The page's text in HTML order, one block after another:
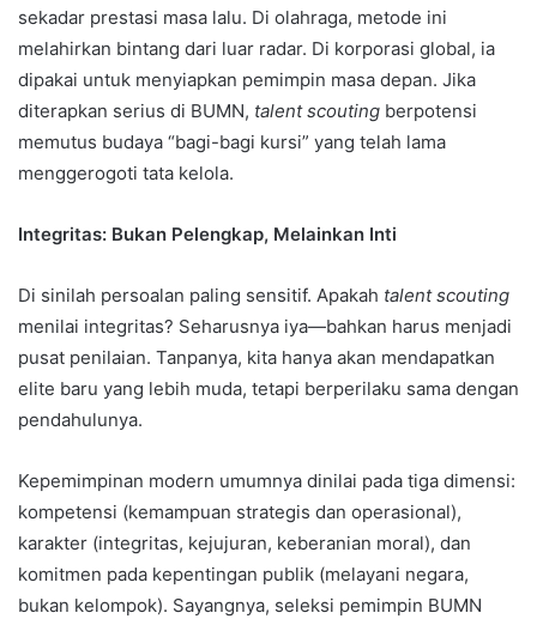
sekadar prestasi masa lalu. Di olahraga, metode ini
melahirkan bintang dari luar radar. Di korporasi global, ia
dipakai untuk menyiapkan pemimpin masa depan. Jika
diterapkan serius di BUMN, talent scouting berpotensi
memutus budaya “bagi-bagi kursi” yang telah lama
menggerogoti tata kelola.
Integritas: Bukan Pelengkap, Melainkan Inti
Di sinilah persoalan paling sensitif. Apakah talent scouting
menilai integritas? Seharusnya iya—bahkan harus menjadi
pusat penilaian. Tanpanya, kita hanya akan mendapatkan
elite baru yang lebih muda, tetapi berperilaku sama dengan
pendahulunya.
Kepemimpinan modern umumnya dinilai pada tiga dimensi:
kompetensi (kemampuan strategis dan operasional),
karakter (integritas, kejujuran, keberanian moral), dan
komitmen pada kepentingan publik (melayani negara,
bukan kelompok). Sayangnya, seleksi pemimpin BUMN